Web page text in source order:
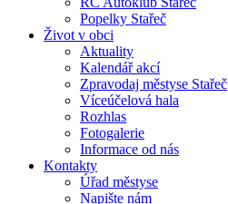
Popelky Stařeč
Život v obci
Aktuality
Kalendář akcí
Zpravodaj městyse Stařeč
Víceúčelová hala
Rozhlas
Fotogalerie
Informace od nás
Kontakty
Úřad městyse
Napište nám